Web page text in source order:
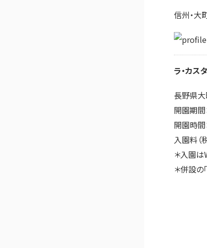
信州・大
ラ・カス
長野県
開園期間
開園時間
入園料（
＊入園
＊併設の